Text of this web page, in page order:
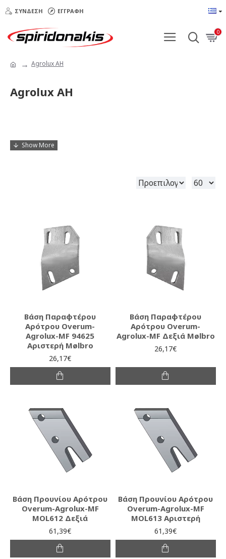
ΣΎΝΔΕΣΗ ΕΓΓΡΑΦΉ
0
Agrolux AH
Agrolux AH
Βάση Παραφτέρου
Αρότρου Overum-
Agrolux-MF 94625
Αριστερή Mølbro
26,17€
Βάση Παραφτέρου
Αρότρου Overum-
Agrolux-MF Δεξιά Mølbro
26,17€
Βάση Προυνίου Αρότρου
Overum-Agrolux-MF
MOL612 Δεξιά
61,39€
Βάση Προυνίου Αρότρου
Overum-Agrolux-MF
MOL613 Αριστερή
61,39€